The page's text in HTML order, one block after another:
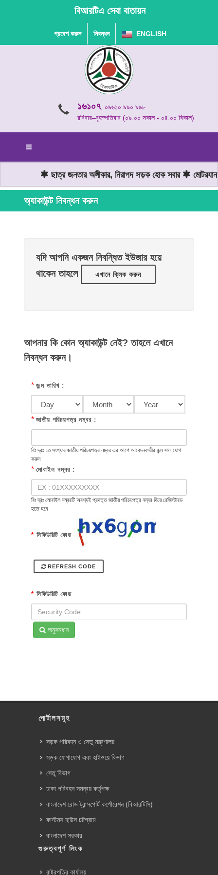
বিআরটিএ সেবা বাতায়ন
প্রবেশ করুন নিবন্ধন ENGLISH
১৬১০৭, ০৯৬১০ ৯৯০ ৯৯৮
রবিবার–বৃহস্পতিবার (০৯.০০ সকাল - ০৪.০০ বিকাল)
ছাত্র জনতার অঙ্গীকার, নিরাপদ সড়ক হোক সবার মোটরযান
অ্যাকাউন্ট নিবন্ধন করুন
যদি আপনি একজন নিবন্ধিত ইউজার হয়ে
থাকেন তাহলে
এখানে ক্লিক করুন
আপনার কি কোন অ্যাকাউন্ট নেই? তাহলে এখানে
নিবন্ধন করুন।
* জন্ম তারিখ :
* জাতীয় পরিচয়পত্র নম্বর :
বিঃ দ্রঃ ১৩ সংখ্যার জাতীয় পরিচয়পত্র নম্বর এর আগে আবেদনকারীর জন্ম সাল যোগ
করুন
* মোবাইল নম্বর :
বিঃ দ্রঃ মোবাইল নম্বরটি অবশ্যই প্রদত্ত জাতীয় পরিচয়পত্র নম্বর দিয়ে রেজিস্টারড
হতে হবে
* সিকিউরিটি কোড
REFRESH CODE
* সিকিউরিটি কোড
অনুসন্ধান
পোর্টালসমূহ
সড়ক পরিবহন ও সেতু মন্ত্রণালয়
সড়ক যোগাযোগ এবং হাইওয়ে বিভাগ
সেতু বিভাগ
ঢাকা পরিবহন সমন্বয় কর্তৃপক্ষ
বাংলাদেশ রোড ট্রান্সপোর্ট কর্পোরেশন (বিআরটিসি)
কাস্টমস হাউস চট্টগ্রাম
বাংলাদেশ সরকার
গুরুত্বপূর্ণ লিংক
রাষ্ট্রপতির কার্যালয়